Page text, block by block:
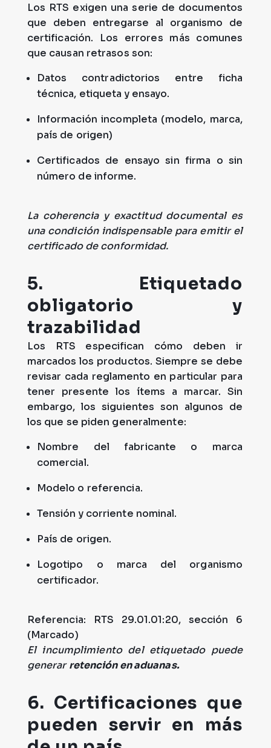
Los RTS exigen una serie de documentos
que deben entregarse al organismo de
certificación. Los errores más comunes
que causan retrasos son:
Datos contradictorios entre ficha
técnica, etiqueta y ensayo.
Información incompleta (modelo, marca,
país de origen)
Certificados de ensayo sin firma o sin
número de informe.
La coherencia y exactitud documental es
una condición indispensable para emitir el
certificado de conformidad.
5. Etiquetado
obligatorio y
trazabilidad
Los RTS especifican cómo deben ir
marcados los productos. Siempre se debe
revisar cada reglamento en particular para
tener presente los ítems a marcar. Sin
embargo, los siguientes son algunos de
los que se piden generalmente:
Nombre del fabricante o marca
comercial.
Modelo o referencia.
Tensión y corriente nominal.
País de origen.
Logotipo o marca del organismo
certificador.
Referencia: RTS 29.01.01:20, sección 6
(Marcado)
El incumplimiento del etiquetado puede
generarretención en aduanas.
6. Certificaciones que
pueden servir en más